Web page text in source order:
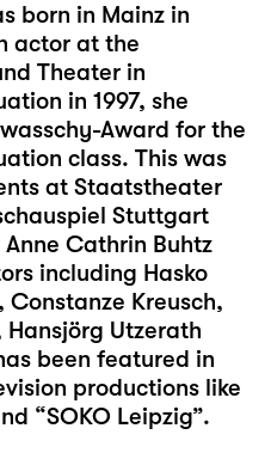
born in Mainz in
actor at the
Theater in
in 1997, she
Award for the
class. This was
at Staatstheater
Stuttgart
Cathrin Buhtz
including Hasko
Kreusch,
Utzerath
been featured in
productions like
“SOKO Leipzig”.